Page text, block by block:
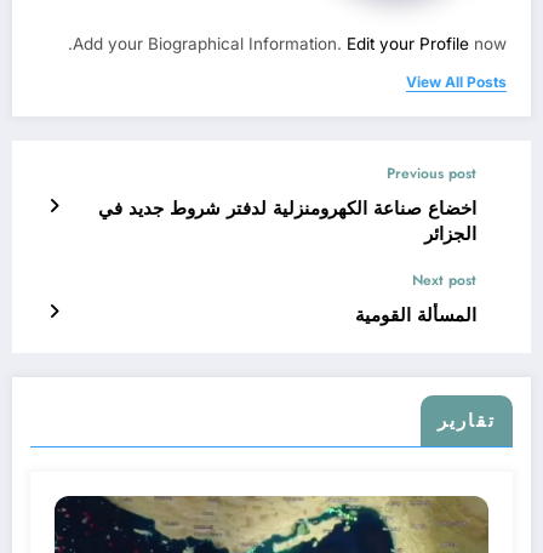
Add your Biographical Information. Edit your Profile now.
View All Posts
Previous post
اخضاع صناعة الكهرومنزلية لدفتر شروط جديد في
الجزائر
Next post
المسألة القومية
تقارير